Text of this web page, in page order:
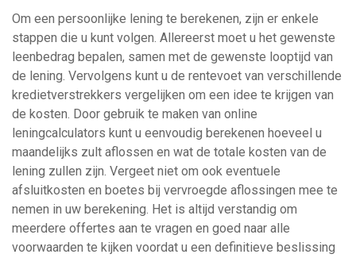
Om een persoonlijke lening te berekenen, zijn er enkele
stappen die u kunt volgen. Allereerst moet u het gewenste
leenbedrag bepalen, samen met de gewenste looptijd van
de lening. Vervolgens kunt u de rentevoet van verschillende
kredietverstrekkers vergelijken om een idee te krijgen van
de kosten. Door gebruik te maken van online
leningcalculators kunt u eenvoudig berekenen hoeveel u
maandelijks zult aflossen en wat de totale kosten van de
lening zullen zijn. Vergeet niet om ook eventuele
afsluitkosten en boetes bij vervroegde aflossingen mee te
nemen in uw berekening. Het is altijd verstandig om
meerdere offertes aan te vragen en goed naar alle
voorwaarden te kijken voordat u een definitieve beslissing